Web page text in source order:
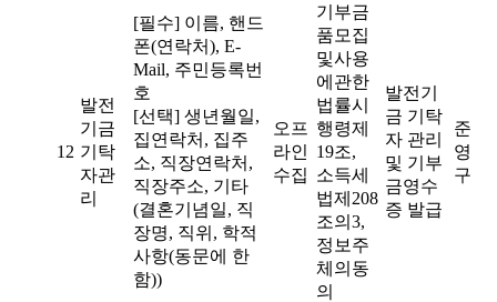
12
발전
기금
기탁
자관
리
[필수] 이름, 핸드
폰(연락처), E-
Mail, 주민등록번
호
[선택] 생년월일,
집연락처, 집주
소, 직장연락처,
직장주소, 기타
(결혼기념일, 직
장명, 직위, 학적
사항(동문에 한
함))
오프
라인
수집
기부금
품모집
및사용
에관한
법률시
행령제
19조,
소득세
법제208
조의3,
정보주
체의동
의
발전기
금 기탁
자 관리
및 기부
금영수
증 발급
준
영
구